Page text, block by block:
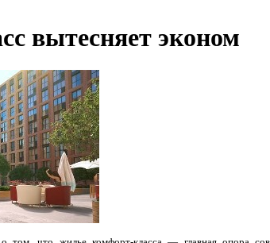
вытесняет эконом